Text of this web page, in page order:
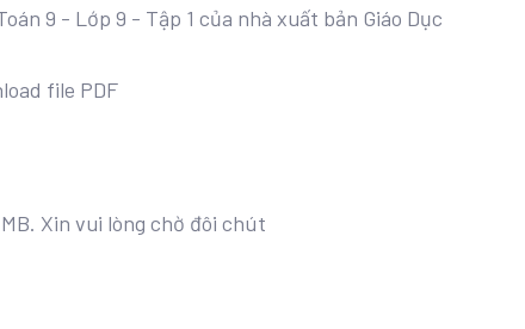
9 - Lớp 9 - Tập 1 của nhà xuất bản Giáo Dục
file PDF
Xin vui lòng chờ đôi chút